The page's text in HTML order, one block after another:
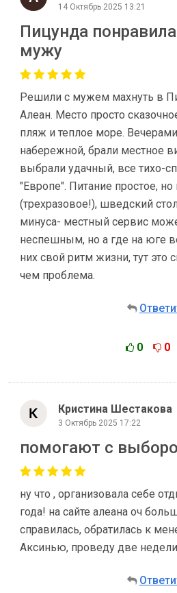
14 Октябрь 2025 13:21
Пицунда
мужу
Решили с мужем махнуть в
Алеан. Место просто
пляж и теплое море.
набережной, брали местное
выбрали удачный, все тихо-
"Европе". Питание простое, но
(трехразовое!), шведский
минуса- местный сервис
неспешным, но а где на юге
них свой ритм жизни, тут это
чем проблема.
0 0
Кристина Шестакова
3 Октябрь 2025 17:22
помогают с
ну что , организовала себе
года! на сайте алеана оч
справилась, обратилась к
Аксинью, проведу две